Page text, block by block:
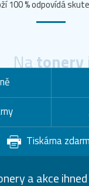
100 % odpovídá
Natonery
Tiskárna
a akce